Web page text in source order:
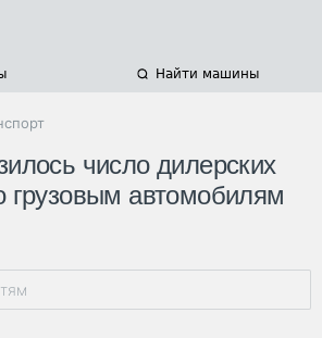
Найти машины
число дилерских
грузовым автомобилям